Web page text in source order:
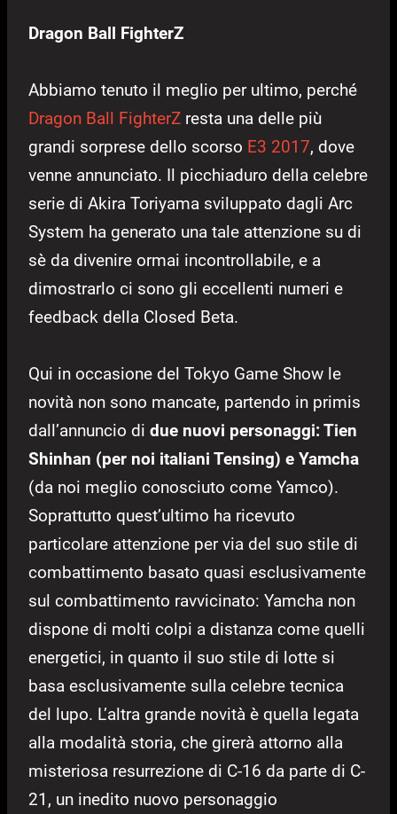
Dragon Ball FighterZ
Abbiamo tenuto il meglio per ultimo, perché
Dragon Ball FighterZ resta una delle più
grandi sorprese dello scorso E3 2017, dove
venne annunciato. Il picchiaduro della celebre
serie di Akira Toriyama sviluppato dagli Arc
System ha generato una tale attenzione su di
sè da divenire ormai incontrollabile, e a
dimostrarlo ci sono gli eccellenti numeri e
feedback della Closed Beta.
Qui in occasione del Tokyo Game Show le
novità non sono mancate, partendo in primis
dall’annuncio di due nuovi personaggi: Tien
Shinhan (per noi italiani Tensing) e Yamcha
(da noi meglio conosciuto come Yamco).
Soprattutto quest’ultimo ha ricevuto
particolare attenzione per via del suo stile di
combattimento basato quasi esclusivamente
sul combattimento ravvicinato: Yamcha non
dispone di molti colpi a distanza come quelli
energetici, in quanto il suo stile di lotte si
basa esclusivamente sulla celebre tecnica
del lupo. L’altra grande novità è quella legata
alla modalità storia, che girerà attorno alla
misteriosa resurrezione di C-16 da parte di C-
21, un inedito nuovo personaggio